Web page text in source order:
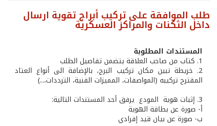
طلب الموافقة على تركيب أبراج تقوية ارسال
داخل الثكنات والمراكز العسكرية
المستندات المطلوبة
1. كتاب من صاحب العلاقة يتضمن تفاصيل الطلب
2. خريطة تبين مكان تركيب البرج، بالإضافة الى أنواع العتاد
المقترح تركيبه (المواصفات، المميزات الفنية، الترددات،...)
3. إثبات هوية المودع يرفق أحد المستندات التالية:
أ- صورة عن بطاقة الهوية
ب‌- صورة عن بيان قيد إفرادي